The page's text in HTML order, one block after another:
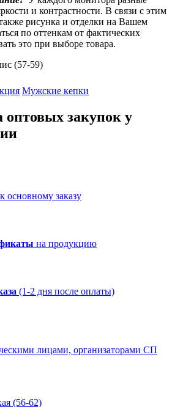
и контрастности. В связи с этим
рисунка и отделки на Вашем
по оттенкам от фактических
это при выборе товара.
(57-59)
Мужские кепки
закупок у
к основному заказу
на продукцию
(1-2 дня после оплаты)
лицами, организаторами СП